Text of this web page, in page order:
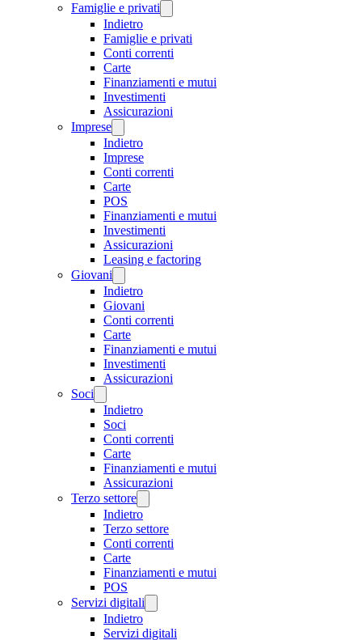
Famiglie e privati
Indietro
Famiglie e privati
Conti correnti
Carte
Finanziamenti e mutui
Investimenti
Assicurazioni
Imprese
Indietro
Imprese
Conti correnti
Carte
POS
Finanziamenti e mutui
Investimenti
Assicurazioni
Leasing e factoring
Giovani
Indietro
Giovani
Conti correnti
Carte
Finanziamenti e mutui
Investimenti
Assicurazioni
Soci
Indietro
Soci
Conti correnti
Carte
Finanziamenti e mutui
Assicurazioni
Terzo settore
Indietro
Terzo settore
Conti correnti
Carte
Finanziamenti e mutui
POS
Servizi digitali
Indietro
Servizi digitali